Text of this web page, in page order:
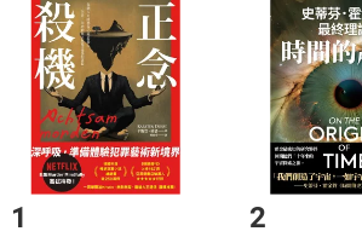
退貨方式：您欲取消訂單或辦理退
貨」，本店鋪將依您的申請進行審核
請注意，樂天市場須以整筆訂單為
Choose
購書後，如何開始使用？
Step1.選擇閱讀載具
1 2